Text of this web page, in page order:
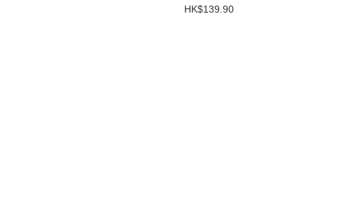
HK$139.90